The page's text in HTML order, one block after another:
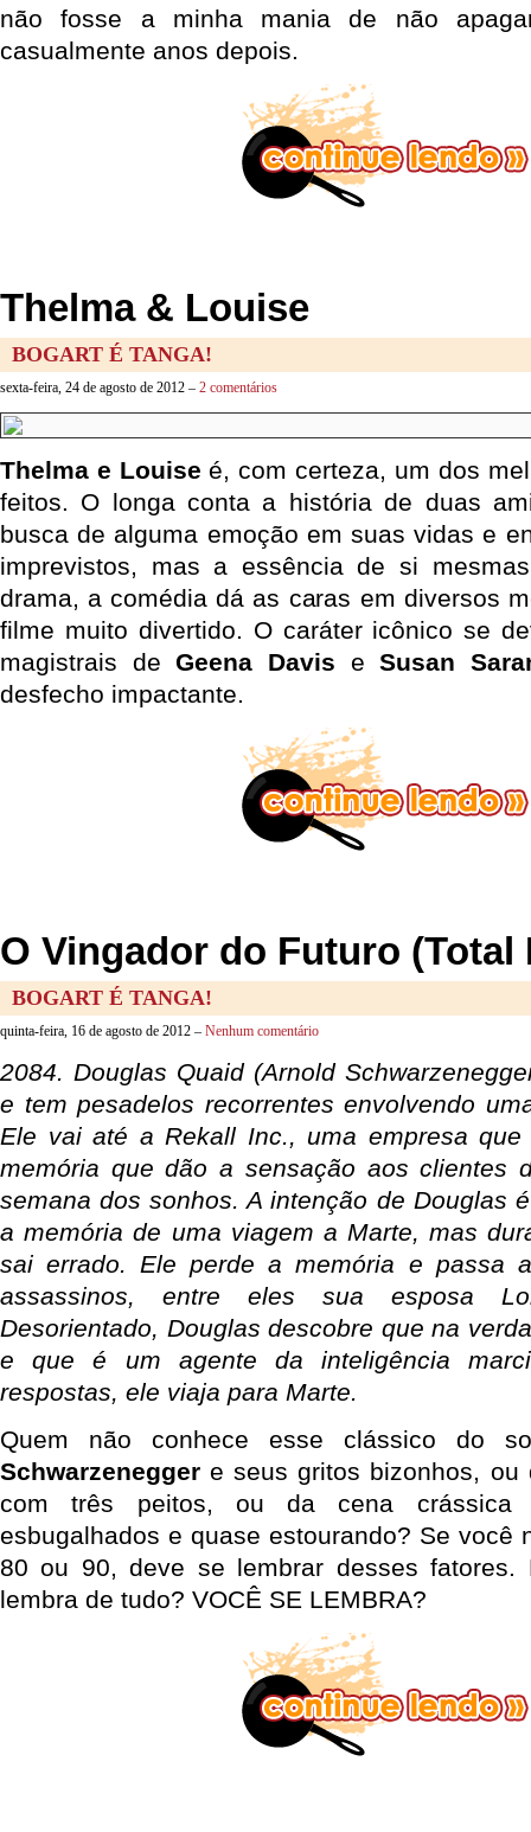
não fosse a minha mania de não
casualmente anos depois.
Thelma & Louise
BOGART É TANGA!
sexta-feira, 24 de agosto de 2012 – 2 comentários
Thelma e Louise é, com certeza, um dos
feitos. O longa conta a história de duas
busca de alguma emoção em suas vidas e
imprevistos, mas a essência de si
drama, a comédia dá as caras em diversos
filme muito divertido. O caráter icônico se
magistrais deGeena Davis eSusan
desfecho impactante.
O Vingador do Futuro (Total
BOGART É TANGA!
quinta-feira, 16 de agosto de 2012 – Nenhum comentário
2084. Douglas Quaid (Arnold
e tem pesadelos recorrentes envolvendo
Ele vai até a Rekall Inc., uma empresa
memória que dão a sensação aos clientes
semana dos sonhos. A intenção de Douglas
a memória de uma viagem a Marte, mas
sai errado. Ele perde a memória e passa
assassinos, entre eles sua esposa
Desorientado, Douglas descobre que na
e que é um agente da inteligência
respostas, ele viaja para Marte.
Quem não conhece esse clássico do
Schwarzenegger e seus gritos bizonhos, ou
com três peitos, ou da cena
esbugalhados e quase estourando? Se você
80 ou 90, deve se lembrar desses fatores.
lembra de tudo? VOCÊ SE LEMBRA?